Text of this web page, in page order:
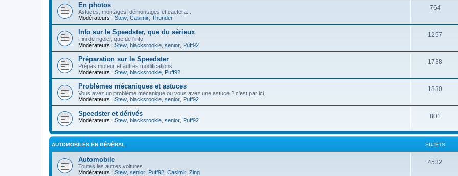
En photos
Astuces, montages, démontages et caetera...
Modérateurs : Stew Casimir Thunder
764
Info sur le Speedster, que du sérieux
Fini de rigoler, que de l'info
Modérateurs : Stew blacksrookie senior Puff92
1257
Préparation sur le Speedster
Prépas moteur et autres modifications
Modérateurs : Stew blacksrookie Puff92
1738
Problèmes mécaniques et astuces
Vous avez un problème mécanique ou vous avez une astuce ? c'est par ici.
Modérateurs : Stew blacksrookie senior Puff92
1830
Speedster et dérivés
Modérateurs : Stew blacksrookie senior Puff92
801
AUTOMOBILES EN GÉNÉRAL SUJETS
Automobile
Toutes les autres voitures
Modérateurs : Stew senior Puff92 Casimir Zing
4532